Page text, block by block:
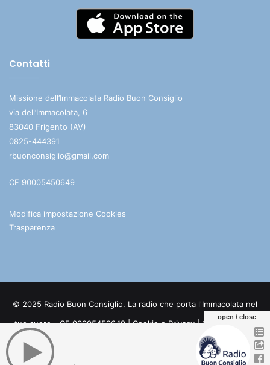
Contatti
Missione dell’Immacolata Radio Buon Consiglio
via dell’Immacolata, 6
83040 Frigento (AV)
0825-444391
rbuonconsiglio@gmail.com
CF 90005450649
Modifica impostazione Cookies
Trasparenza
© 2025 Radio Buon Consiglio. La radio che porta l'Immacolata nel
tuo cuore - CF 90005450649 |Cookie e Privacy| Credits:
TelegramWhatsApp
open / close